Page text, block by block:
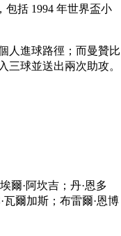
包括 1994 年世界盃小
人進球路徑；而曼贊比
球並送出兩次助攻。
爾·阿坎吉；丹·恩多
瓦爾加斯；布雷爾·恩博